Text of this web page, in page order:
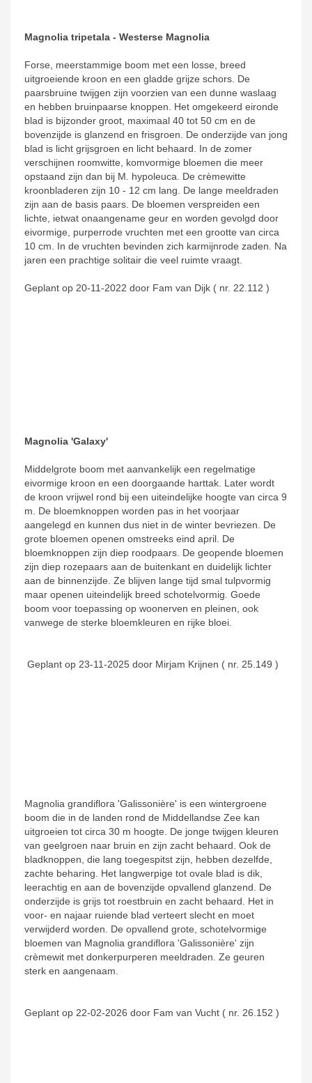
Magnolia tripetala - Westerse Magnolia
Forse, meerstammige boom met een losse, breed
uitgroeiende kroon en een gladde grijze schors. De
paarsbruine twijgen zijn voorzien van een dunne waslaag
en hebben bruinpaarse knoppen. Het omgekeerd eironde
blad is bijzonder groot, maximaal 40 tot 50 cm en de
bovenzijde is glanzend en frisgroen. De onderzijde van jong
blad is licht grijsgroen en licht behaard. In de zomer
verschijnen roomwitte, komvormige bloemen die meer
opstaand zijn dan bij M. hypoleuca. De crèmewitte
kroonbladeren zijn 10 - 12 cm lang. De lange meeldraden
zijn aan de basis paars. De bloemen verspreiden een
lichte, ietwat onaangename geur en worden gevolgd door
eivormige, purperrode vruchten met een grootte van circa
10 cm. In de vruchten bevinden zich karmijnrode zaden. Na
jaren een prachtige solitair die veel ruimte vraagt.
Geplant op 20-11-2022 door Fam van Dijk ( nr. 22.112 )
Magnolia 'Galaxy'
Middelgrote boom met aanvankelijk een regelmatige
eivormige kroon en een doorgaande harttak. Later wordt
de kroon vrijwel rond bij een uiteindelijke hoogte van circa 9
m. De bloemknoppen worden pas in het voorjaar
aangelegd en kunnen dus niet in de winter bevriezen. De
grote bloemen openen omstreeks eind april. De
bloemknoppen zijn diep roodpaars. De geopende bloemen
zijn diep rozepaars aan de buitenkant en duidelijk lichter
aan de binnenzijde. Ze blijven lange tijd smal tulpvormig
maar openen uiteindelijk breed schotelvormig. Goede
boom voor toepassing op woonerven en pleinen, ook
vanwege de sterke bloemkleuren en rijke bloei.
Geplant op 23-11-2025 door Mirjam Krijnen ( nr. 25.149 )
Magnolia grandiflora 'Galissonière' is een wintergroene
boom die in de landen rond de Middellandse Zee kan
uitgroeien tot circa 30 m hoogte. De jonge twijgen kleuren
van geelgroen naar bruin en zijn zacht behaard. Ook de
bladknoppen, die lang toegespitst zijn, hebben dezelfde,
zachte beharing. Het langwerpige tot ovale blad is dik,
leerachtig en aan de bovenzijde opvallend glanzend. De
onderzijde is grijs tot roestbruin en zacht behaard. Het in
voor- en najaar ruiende blad verteert slecht en moet
verwijderd worden. De opvallend grote, schotelvormige
bloemen van Magnolia grandiflora 'Galissonière' zijn
crèmewit met donkerpurperen meeldraden. Ze geuren
sterk en aangenaam.
Geplant op 22-02-2026 door Fam van Vucht ( nr. 26.152 )